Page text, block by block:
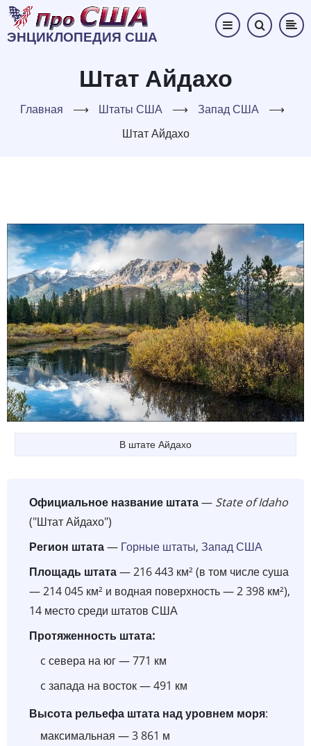
Перейти
основному
ЭНЦИКЛОПЕДИЯ США
Штат Айдахо
Главная ⟶ Штаты США ⟶ Запад США
⟶
Штат Айдахо
В штате Айдахо
Официальное название штата— State of Idaho
("Штат Айдахо")
Регион штата— Горные штаты, Запад США
Площадь штата— 216 443 км² (в том числе суша
— 214 045 км² и водная поверхность — 2 398 км²),
14 место среди штатов США
Протяженность штата:
c севера на юг — 771 км
c запада на восток — 491 км
Высота рельефа штата над уровнем моря:
максимальная — 3 861 м